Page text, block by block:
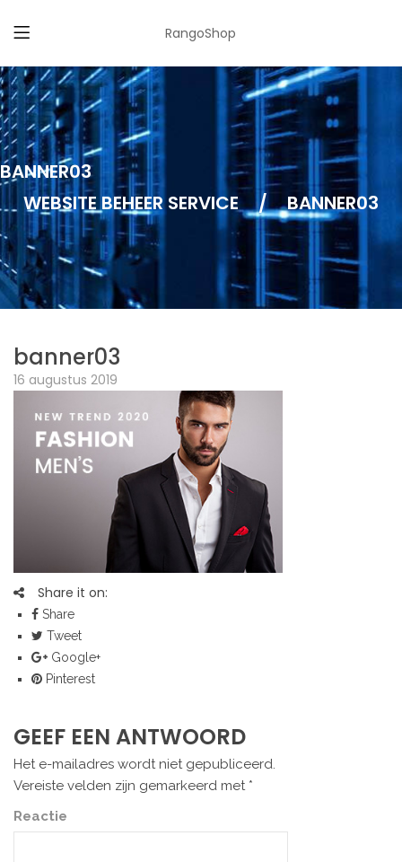
RangoShop
BANNER03
WEBSITE BEHEER SERVICE
/ BANNER03
banner03
16 augustus 2019
Share it on:
Share
Tweet
Google+
Pinterest
GEEF EEN ANTWOORD
Het e-mailadres wordt niet gepubliceerd.
Vereiste velden zijn gemarkeerd met *
Reactie